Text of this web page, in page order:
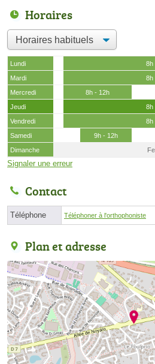
Horaires
Lundi
8h
Mardi
8h
Mercredi
8h - 12h
Jeudi
8h
Vendredi
8h
Samedi
9h - 12h
Dimanche
Signaler une erreur
Contact
Téléphone Téléphoner à l'orthophoniste
Plan et adresse